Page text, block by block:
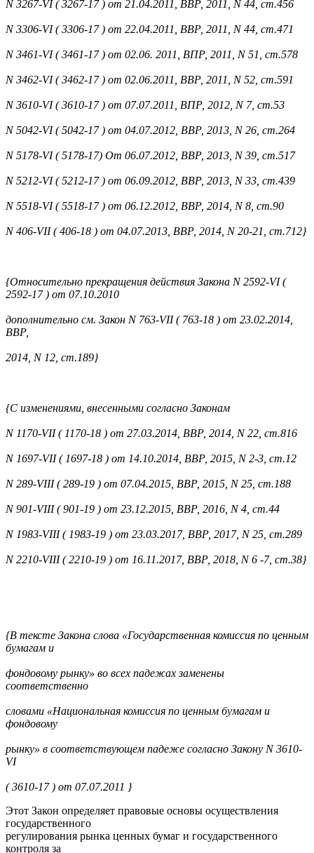
N 3267-VI ( 3267-17 ) от 21.04.2011, ВВР, 2011, N 44, ст.456
N 3306-VI ( 3306-17 ) от 22.04.2011, ВВР, 2011, N 44, ст.471
N 3461-VI ( 3461-17 ) от 02.06. 2011, ВПР, 2011, N 51, ст.578
N 3462-VI ( 3462-17 ) от 02.06.2011, ВВР, 2011, N 52, ст.591
N 3610-VI ( 3610-17 ) от 07.07.2011, ВПР, 2012, N 7, ст.53
N 5042-VI ( 5042-17 ) от 04.07.2012, ВВР, 2013, N 26, ст.264
N 5178-VI ( 5178-17) От 06.07.2012, ВВР, 2013, N 39, ст.517
N 5212-VI ( 5212-17 ) от 06.09.2012, ВВР, 2013, N 33, ст.439
N 5518-VI ( 5518-17 ) от 06.12.2012, ВВР, 2014, N 8, ст.90
N 406-VII ( 406-18 ) от 04.07.2013, ВВР, 2014, N 20-21, ст.712}
{Относительно прекращения действия Закона N 2592-VI (
2592-17 ) от 07.10.2010
дополнительно см. Закон N 763-VII ( 763-18 ) от 23.02.2014,
ВВР,
2014, N 12, ст.189}
{С изменениями, внесенными согласно Законам
N 1170-VII ( 1170-18 ) от 27.03.2014, ВВР, 2014, N 22, ст.816
N 1697-VII ( 1697-18 ) от 14.10.2014, ВВР, 2015, N 2-3, ст.12
N 289-VIII ( 289-19 ) от 07.04.2015, ВВР, 2015, N 25, ст.188
N 901-VIII ( 901-19 ) от 23.12.2015, ВВР, 2016, N 4, ст.44
N 1983-VIII ( 1983-19 ) от 23.03.2017, ВВР, 2017, N 25, ст.289
N 2210-VIII ( 2210-19 ) от 16.11.2017, ВВР, 2018, N 6 -7, ст.38}
{В тексте Закона слова «Государственная комиссия по ценным
бумагам и
фондовому рынку» во всех падежах заменены
соответственно
словами «Национальная комиссия по ценным бумагам и
фондовому
рынку» в соответствующем падеже согласно Закону N 3610-
VI
( 3610-17 ) от 07.07.2011 }
Этот Закон определяет правовые основы осуществления
государственного
регулирования рынка ценных бумаг и государственного
контроля за